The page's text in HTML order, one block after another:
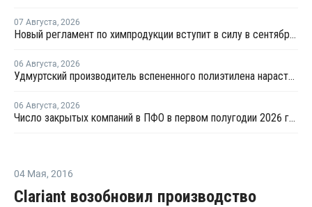
07 Августа, 2026
Новый регламент по химпродукции вступит в силу в сентябре 2027 года
06 Августа, 2026
Удмуртский производитель вспененного полиэтилена нарастит выпуск на 15%
06 Августа, 2026
Число закрытых компаний в ПФО в первом полугодии 2026 года вдвое превысило число новых
04 Мая, 2016
Clariant возобновил производство